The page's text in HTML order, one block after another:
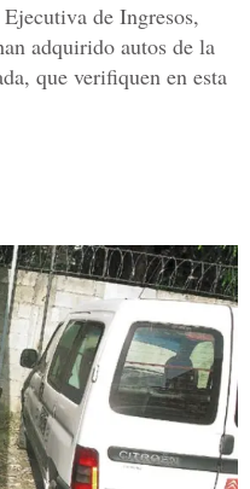
de Ingresos,
adquirido autos de la
que verifiquen en esta